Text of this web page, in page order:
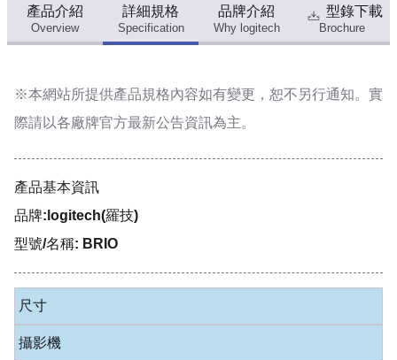
產品介紹
Overview
詳細規格
Specification
品牌介紹
Why logitech
型錄下載
Brochure
※本網站所提供產品規格內容如有變更，恕不另行通知。實
際請以各廠牌官方最新公告資訊為主。
產品基本資訊
品牌:logitech(羅技)
型號/名稱: BRIO
尺寸
攝影機